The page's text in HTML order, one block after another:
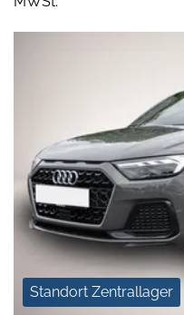
Standort Zentrallager